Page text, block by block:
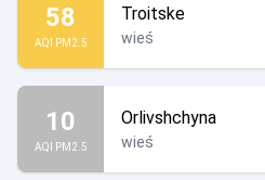
58
AQI PM2.5
Troitske
wieś
10
AQI PM2.5
Orlivshchyna
wieś